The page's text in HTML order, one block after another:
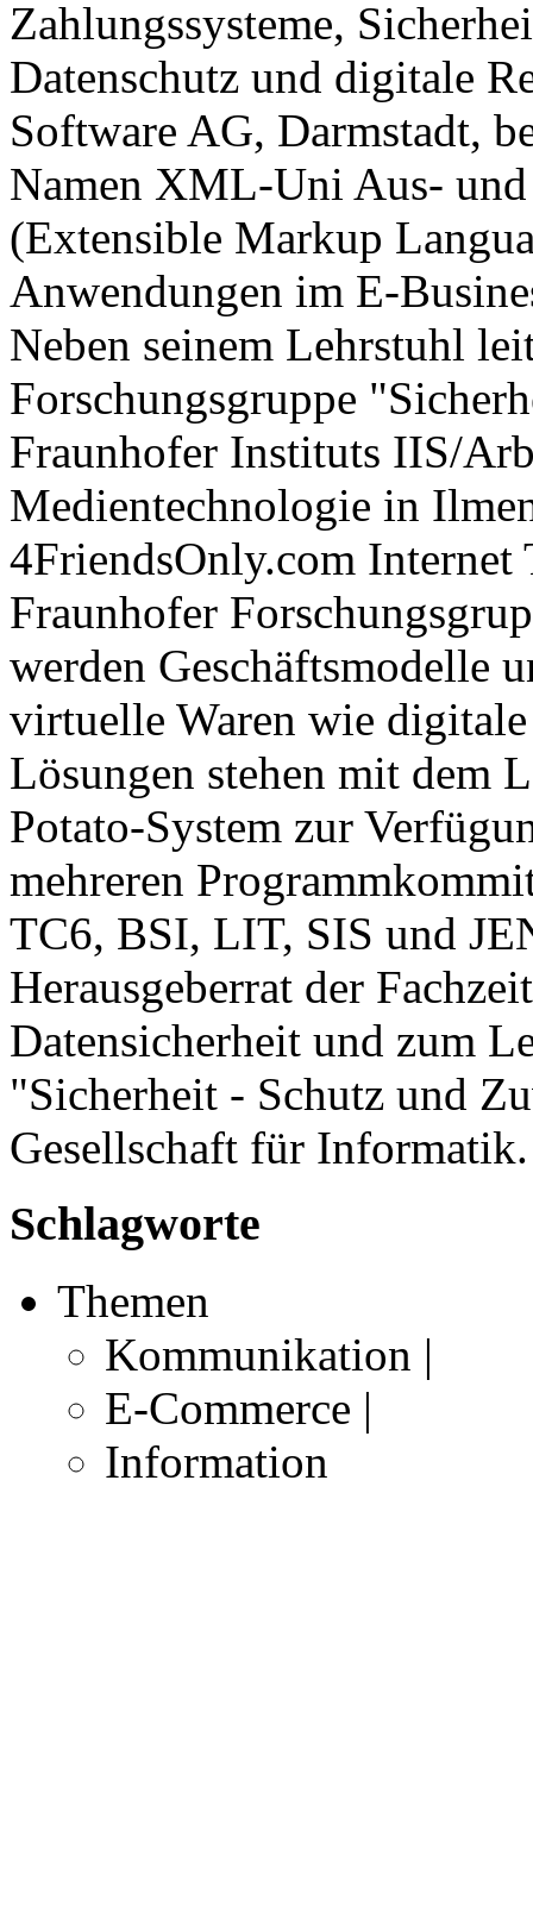
Zahlungssysteme,
Datenschutz und digitale
Software AG, Darmstadt,
Namen XML-Uni Aus-
(Extensible Markup
Anwendungen im E-
Neben seinem Lehrstuhl
Forschungsgruppe
Fraunhofer Instituts IIS/
Medientechnologie in
4FriendsOnly.com Internet
Fraunhofer
werden Geschäftsmodelle
virtuelle Waren wie
Lösungen stehen mit dem
Potato-System zur
mehreren
TC6, BSI, LIT, SIS und
Herausgeberrat der
Datensicherheit und zum
"Sicherheit - Schutz und
Gesellschaft für Informatik.
Schlagworte
Themen
Kommunikation |
E-Commerce |
Information